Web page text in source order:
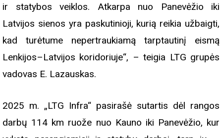
ir statybos veiklos. Atkarpa nuo Panevėžio iki
Latvijos sienos yra paskutinioji, kurią reikia užbaigti,
kad turėtume nepertraukiamą tarptautinį eismą
Lenkijos–Latvijos koridoriuje“, – teigia LTG grupės
vadovas E. Lazauskas.
2025 m. „LTG Infra“ pasirašė sutartis dėl rangos
darbų 114 km ruože nuo Kauno iki Panevėžio, kur